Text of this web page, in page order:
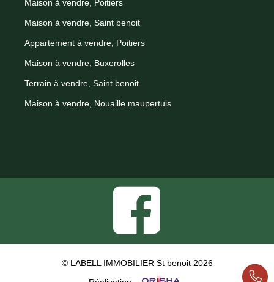
Maison à vendre, Poitiers
Maison à vendre, Saint benoit
Appartement à vendre, Poitiers
Maison à vendre, Buxerolles
Terrain à vendre, Saint benoit
Maison à vendre, Nouaille maupertuis
© LABELL IMMOBILIER St benoit 2026